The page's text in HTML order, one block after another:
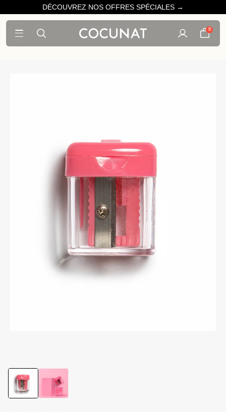
DÉCOUVREZ NOS OFFRES SPÉCIALES →
0